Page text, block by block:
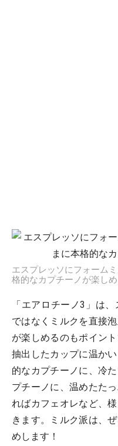
エスプレッソにフォーム
格的なカプチーノが楽し
「エアロチーノ3」は
ではなくミルクを直接
が楽しめるのもポイン
抽出したカップに温か
的なカプチーノに、冷
プチーノに、温めたた
ればカフェオレなど、
きます。ミルク派は、
めします！